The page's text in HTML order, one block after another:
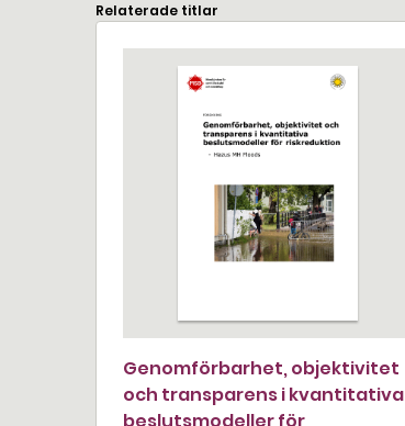
Relaterade titlar
Genomförbarhet, objektivitet
och transparens i kvantitativa